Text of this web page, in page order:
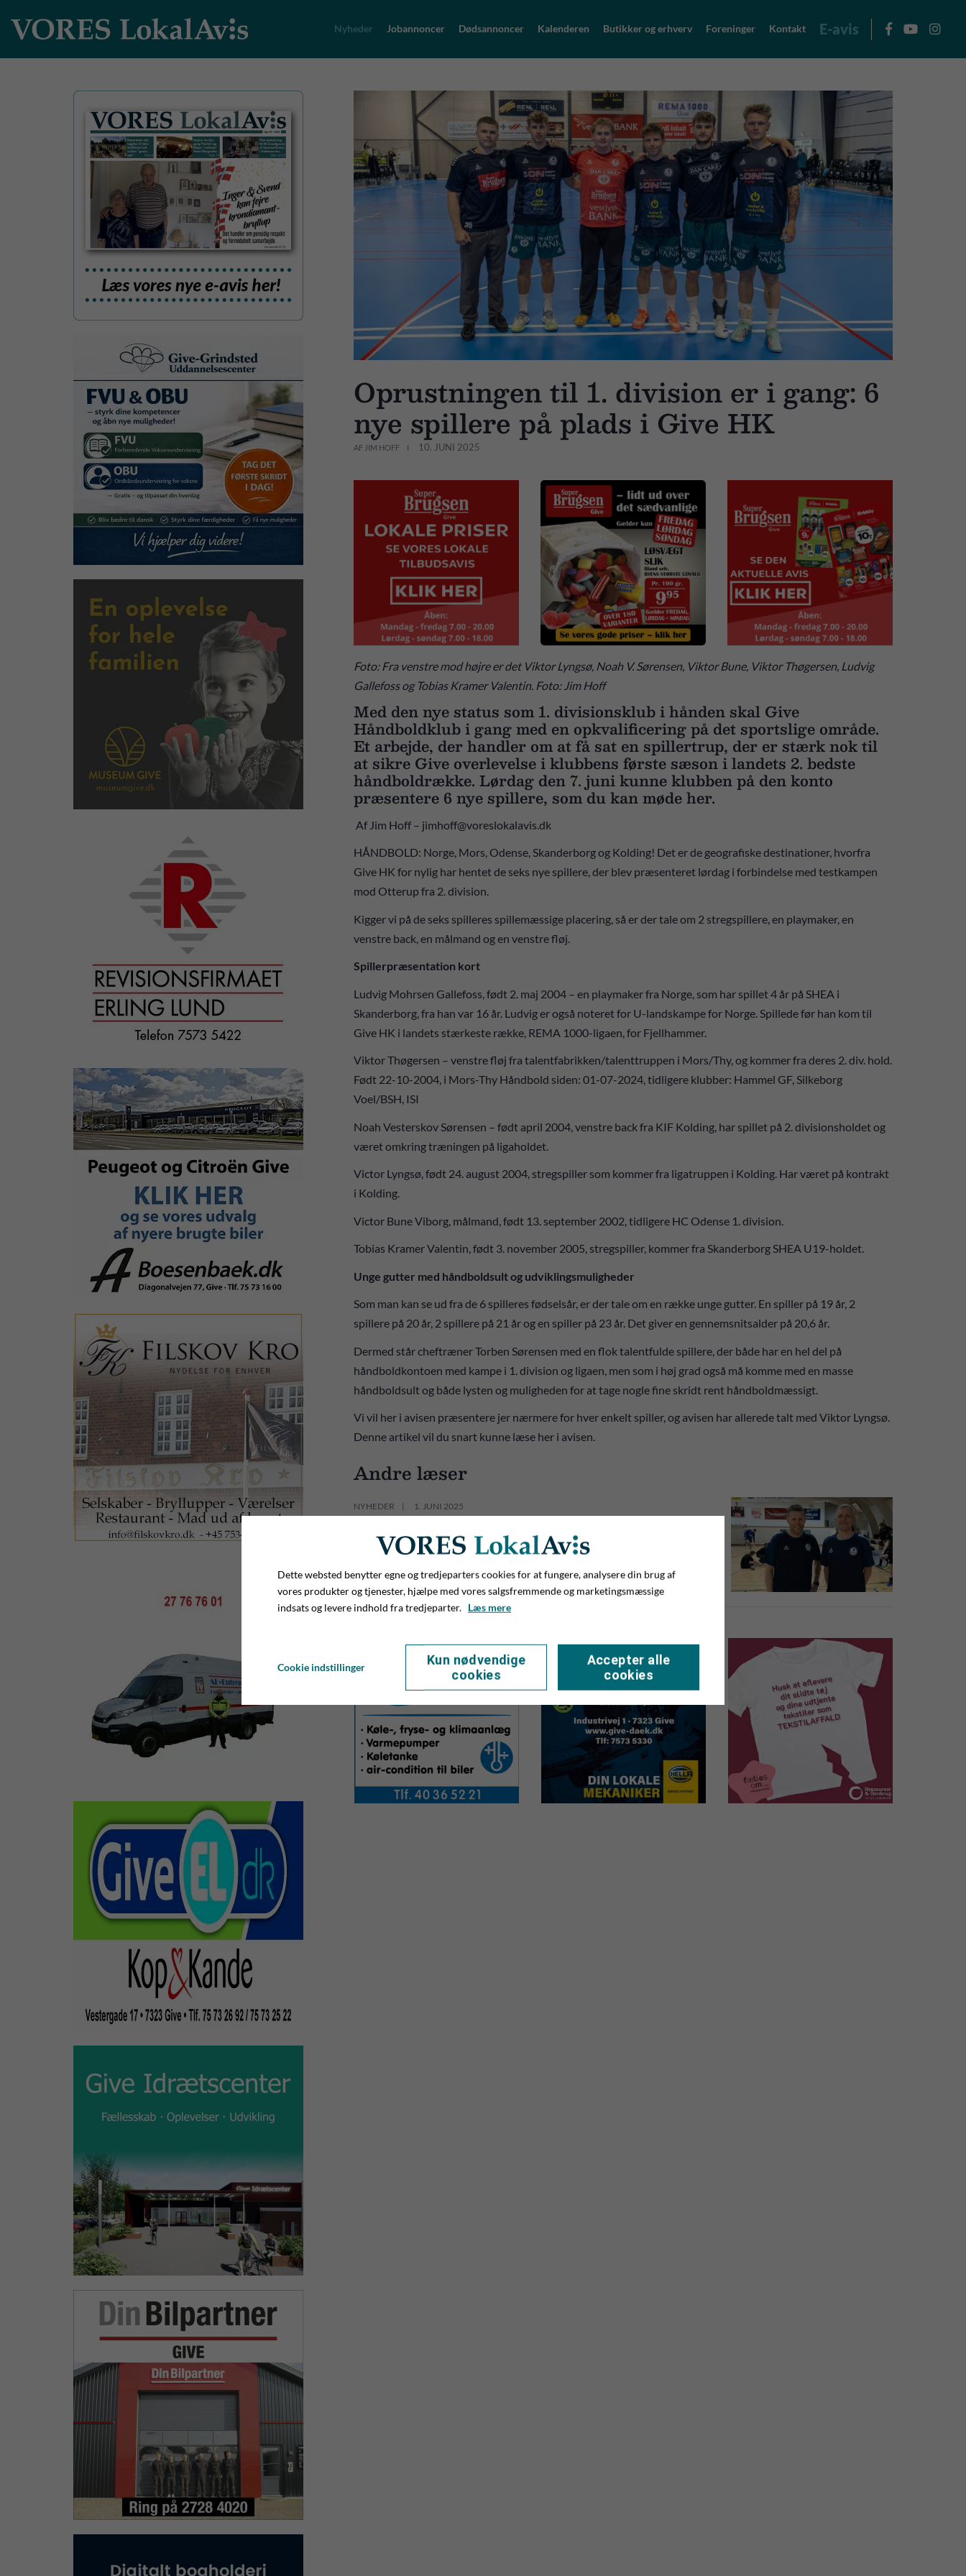
Nyheder Jobannoncer Dødsannoncer Kalenderen Butikker og erhverv Foreninger Kontakt E-avis
Oprustningen til 1. division er i gang: 6
nye spillere på plads i Give HK
AF JIM HOFF 10. JUNI 2025
Foto: Fra venstre mod højre er det Viktor Lyngsø, Noah V. Sørensen, Viktor Bune, Viktor Thøgersen, Ludvig
Gallefoss og Tobias Kramer Valentin. Foto: Jim Hoff
Med den nye status som 1. divisionsklub i hånden skal Give
Håndboldklub i gang med en opkvalificering på det sportslige område.
Et arbejde, der handler om at få sat en spillertrup, der er stærk nok til
at sikre Give overlevelse i klubbens første sæson i landets 2. bedste
håndboldrække. Lørdag den 7. juni kunne klubben på den konto
præsentere 6 nye spillere, som du kan møde her.
Af Jim Hoff – jimhoff@voreslokalavis.dk
HÅNDBOLD: Norge, Mors, Odense, Skanderborg og Kolding! Det er de geografiske destinationer, hvorfra
Give HK for nylig har hentet de seks nye spillere, der blev præsenteret lørdag i forbindelse med testkampen
mod Otterup fra 2. division.
Kigger vi på de seks spilleres spillemæssige placering, så er der tale om 2 stregspillere, en playmaker, en
venstre back, en målmand og en venstre fløj.
Spillerpræsentation kort
Ludvig Mohrsen Gallefoss, født 2. maj 2004 – en playmaker fra Norge, som har spillet 4 år på SHEA i
Skanderborg, fra han var 16 år. Ludvig er også noteret for U-landskampe for Norge. Spillede før han kom til
Give HK i landets stærkeste række, REMA 1000-ligaen, for Fjellhammer.
Viktor Thøgersen – venstre fløj fra talentfabrikken/talenttruppen i Mors/Thy, og kommer fra deres 2. div. hold.
Født 22-10-2004, i Mors-Thy Håndbold siden: 01-07-2024, tidligere klubber: Hammel GF, Silkeborg
Voel/BSH, ISI
Noah Vesterskov Sørensen – født april 2004, venstre back fra KIF Kolding, har spillet på 2. divisionsholdet og
været omkring træningen på ligaholdet.
Victor Lyngsø, født 24. august 2004, stregspiller som kommer fra ligatruppen i Kolding. Har været på kontrakt
i Kolding.
Victor Bune Viborg, målmand, født 13. september 2002, tidligere HC Odense 1. division.
Tobias Kramer Valentin, født 3. november 2005, stregspiller, kommer fra Skanderborg SHEA U19-holdet.
Unge gutter med håndboldsult og udviklingsmuligheder
Som man kan se ud fra de 6 spilleres fødselsår, er der tale om en række unge gutter. En spiller på 19 år, 2
spillere på 20 år, 2 spillere på 21 år og en spiller på 23 år. Det giver en gennemsnitsalder på 20,6 år.
Dermed står cheftræner Torben Sørensen med en flok talentfulde spillere, der både har en hel del på
håndboldkontoen med kampe i 1. division og ligaen, men som i høj grad også må komme med en masse
håndboldsult og både lysten og muligheden for at tage nogle fine skridt rent håndboldmæssigt.
Vi vil her i avisen præsentere jer nærmere for hver enkelt spiller, og avisen har allerede talt med Viktor Lyngsø.
Denne artikel vil du snart kunne læse her i avisen.
Andre læser
NYHEDER 1. JUNI 2025
Give HK skal stort set landet rundt: Så er den
nye 1. divisionskreds landet
Dette websted benytter egne og tredjeparters cookies for at fungere, analysere din brug af
vores produkter og tjenester, hjælpe med vores salgsfremmende og marketingsmæssige
indsats og levere indhold fra tredjeparter. Læs mere
Cookie indstillinger
Kun nødvendige
cookies
Accepter alle
cookies